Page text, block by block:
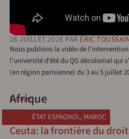
28 JUILLET 2026 PAR ÉRIC
Nous publions la vidéo de
l’université d’été du QG décolonial qui
(en région parisienne) du 3 au 5 juillet
Europe
Afrique
ÉTAT ESPAGNOL, MAROC
Ceuta: la frontière du